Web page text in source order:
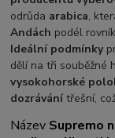
odrůda arabica,
Andách podél
Ideální podmínky
dělí na tři souběžné
vysokohorské
dozrávání třešní,
Název Supremo